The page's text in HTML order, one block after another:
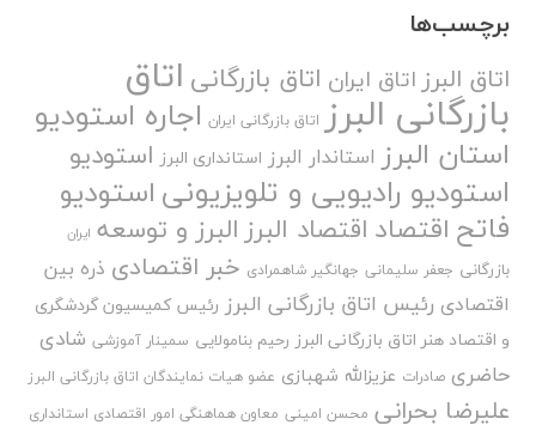
برچسب‌ها
اتاق البرز اتاق ایران اتاق بازرگانی اتاق
بازرگانی البرز اتاق بازرگانی ایران اجاره استودیو
استان البرز استاندار البرز استانداری البرز استودیو
استودیو رادیویی و تلویزیونیاستودیو
فاتح اقتصاد اقتصاد البرزالبرز و توسعه ایران
بازرگانی جعفر سلیمانی جهانگیر شاهمرادی خبر اقتصادی ذره بین
اقتصادی رئیس اتاق بازرگانی البرز رئیس کمیسیون گردشگری
و اقتصاد هنر اتاق بازرگانی البرز رحیم بنامولایی سمینار آموزشی شادی
حاضری صادرات عزیزالله شهبازی عضو هیات نمایندگان اتاق بازرگانی البرز
علیرضا بحرانی محسن امینی معاون هماهنگی امور اقتصادی استانداری